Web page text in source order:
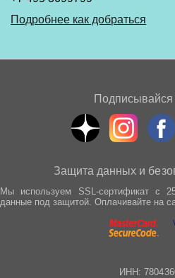
Подробнее как добраться
Подписывайся
Защита данных и
Мы используем SSL-сертификат с
данные под защитой. Оплачивайте на
ИНН: